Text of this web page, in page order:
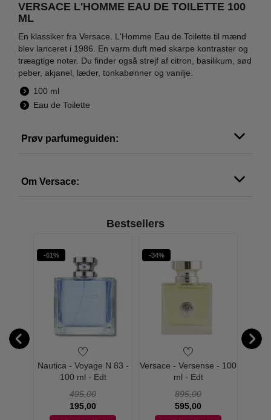
VERSACE L'HOMME EAU DE TOILETTE 100
ML
En klassiker fra Versace. L'Homme Eau de Toilette til mænd
blev lanceret i 1986. En varm duft med skarpe kontraster og
træagtige noter. Du finder også strejf af citron, basilikum, sød
peber, akjanel, læder, tonkabønner og vanilje.
100 ml
Eau de Toilette
Prøv parfumeguiden:
Om Versace:
Bright Crystal
Bestsellers
-61%
Nautica - Voyage N 83 -
100 ml - Edt
495,00
195,00
-34%
Versace - Versense - 100
ml - Edt
895,00
595,00